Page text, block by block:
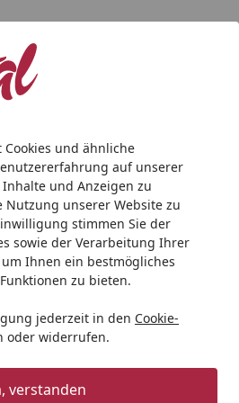
Cookies und ähnliche
auf unserer
und Anzeigen zu
unserer Website zu
stimmen Sie der
sowie der Verarbeitung Ihrer
Ihnen ein bestmögliches
zu bieten.
jederzeit in den Cookie-
oder widerrufen.
verstanden
bosch bosch Puppy